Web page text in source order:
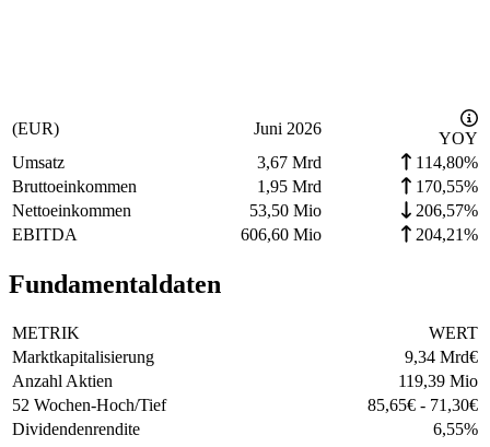
(EUR) Juni 2026
YOY
Umsatz
3,67 Mrd
114,80%
Bruttoeinkommen
1,95 Mrd
170,55%
Nettoeinkommen
53,50 Mio
206,57%
EBITDA
606,60 Mio 204,21%
Fundamentaldaten
METRIK
WERT
Marktkapitalisierung
9,34 Mrd€
Anzahl Aktien
119,39 Mio
52 Wochen-Hoch/Tief
85,65€ - 71,30€
Dividendenrendite
6,55%